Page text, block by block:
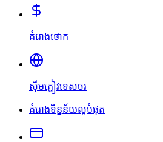
គំរោងថោក
ស៊ីមភ្ញៀវទេសចរ
គំរោងទិន្នន័យល្អបំផុត